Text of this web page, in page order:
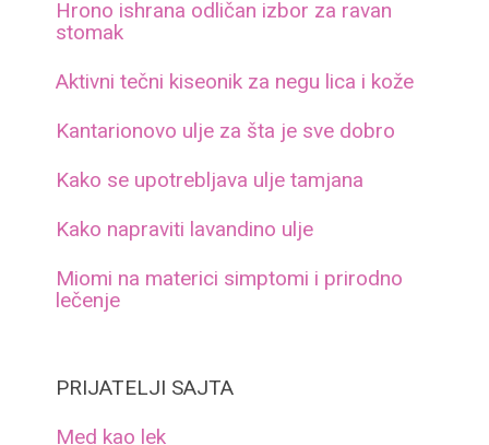
Hrono ishrana odličan izbor za ravan
stomak
Aktivni tečni kiseonik za negu lica i kože
Kantarionovo ulje za šta je sve dobro
Kako se upotrebljava ulje tamjana
Kako napraviti lavandino ulje
Miomi na materici simptomi i prirodno
lečenje
PRIJATELJI SAJTA
Med kao lek